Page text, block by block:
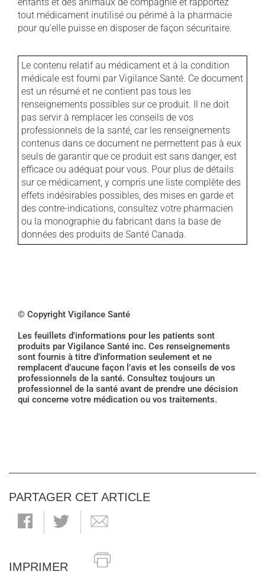
tout médicament inutilisé ou périmé à la pharmacie
pour qu'elle puisse en disposer de façon sécuritaire.
Le contenu relatif au médicament et à la condition
médicale est fourni par Vigilance Santé. Ce document
est un résumé et ne contient pas tous les
renseignements possibles sur ce produit. Il ne doit
pas servir à remplacer les conseils de vos
professionnels de la santé, car les renseignements
contenus dans ce document ne permettent pas à eux
seuls de garantir que ce produit est sans danger, est
efficace ou adéquat pour vous. Pour plus de détails
sur ce médicament, y compris une liste complète des
effets indésirables possibles, des mises en garde et
des contre-indications, consultez votre pharmacien
ou la monographie du fabricant dans la base de
données des produits de Santé Canada.
© Copyright Vigilance Santé
Les feuillets d'informations pour les patients sont
produits par Vigilance Santé inc. Ces renseignements
sont fournis à titre d’information seulement et ne
remplacent d’aucune façon l’avis et les conseils de vos
professionnels de la santé. Consultez toujours un
professionnel de la santé avant de prendre une décision
qui concerne votre médication ou vos traitements.
PARTAGER CET ARTICLE
IMPRIMER